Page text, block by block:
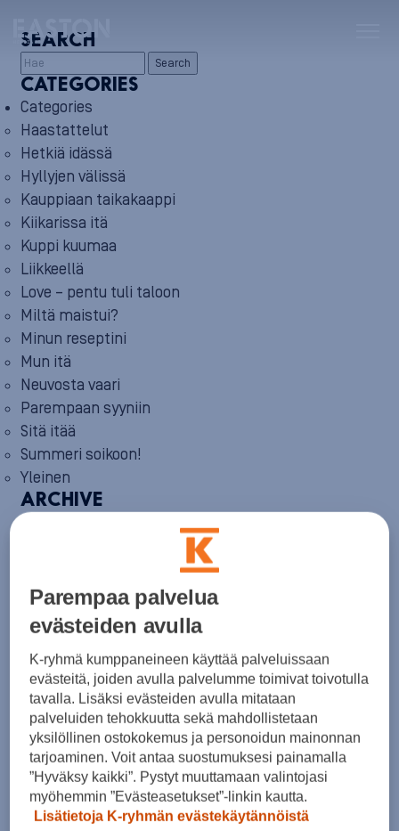
SEARCH
Search
CATEGORIES
Categories
Haastattelut
Hetkiä idässä
Hyllyjen välissä
Kauppiaan taikakaappi
Kiikarissa itä
Kuppi kuumaa
Liikkeellä
Love – pentu tuli taloon
Miltä maistui?
Minun reseptini
Mun itä
Neuvosta vaari
Parempaan syyniin
Sitä itää
Summeri soikoon!
Yleinen
ARCHIVE
April 2026(9)
March 2026 (8)
February 2026(5)
December 2025(8)
November 2025(7)
October 2025 (8)
September 2025 (5)
August 2025(6)
July 2025(7)
June 2025
May 2025
(6)
April 2025(7)
March 2025(7)
Parempaa palvelua
evästeiden avulla
K-ryhmä kumppaneineen käyttää palveluissaan
evästeitä, joiden avulla palvelumme toimivat toivotulla
tavalla. Lisäksi evästeiden avulla mitataan
palveluiden tehokkuutta sekä mahdollistetaan
yksilöllinen ostokokemus ja personoidun mainonnan
tarjoaminen. Voit antaa suostumuksesi painamalla
”Hyväksy kaikki”. Pystyt muuttamaan valintojasi
myöhemmin ”Evästeasetukset”-linkin kautta.
Lisätietoja K-ryhmän evästekäytännöistä